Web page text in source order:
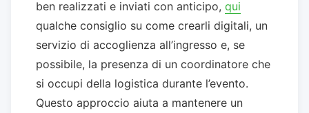
ben realizzati e inviati con anticipo, qui
qualche consiglio su come crearli digitali, un
servizio di accoglienza all’ingresso e, se
possibile, la presenza di un coordinatore che
si occupi della logistica durante l’evento.
Questo approccio aiuta a mantenere un